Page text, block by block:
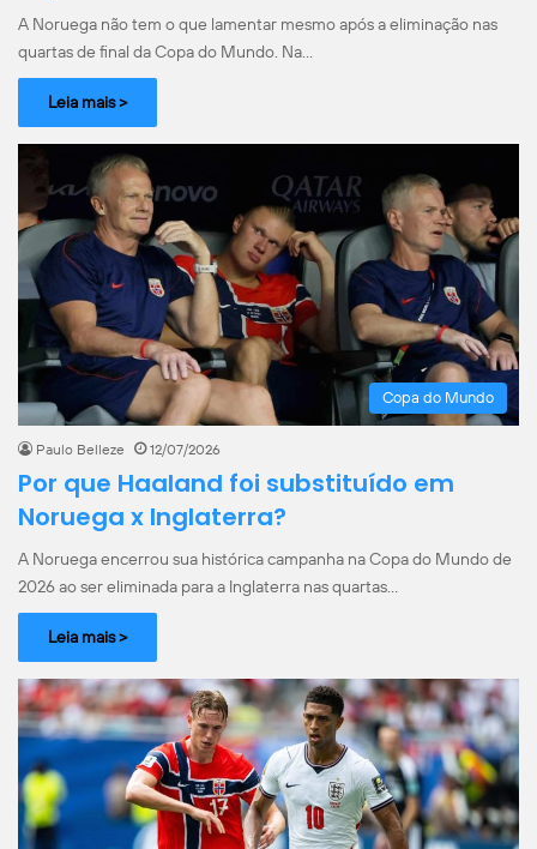
A Noruega não tem o que lamentar mesmo após a eliminação nas
quartas de final da Copa do Mundo. Na…
Leia mais >
Copa do Mundo
Paulo Belleze 12/07/2026
Por que Haaland foi substituído em
Noruega x Inglaterra?
A Noruega encerrou sua histórica campanha na Copa do Mundo de
2026 ao ser eliminada para a Inglaterra nas quartas…
Leia mais >